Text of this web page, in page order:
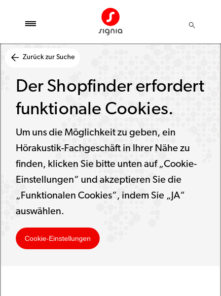
Zurück zur Suche
Der Shopfinder erfordert
funktionale Cookies.
Um uns die Möglichkeit zu geben, ein
Hörakustik-Fachgeschäft in Ihrer Nähe zu
finden, klicken Sie bitte unten auf „Cookie-
Einstellungen“ und akzeptieren Sie die
„Funktionalen Cookies“, indem Sie „JA“
auswählen.
Cookie-Einstellungen